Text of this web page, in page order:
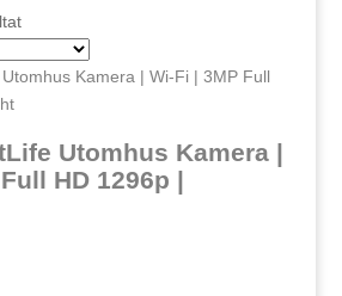
Utomhus Kamera |
HD 1296p |